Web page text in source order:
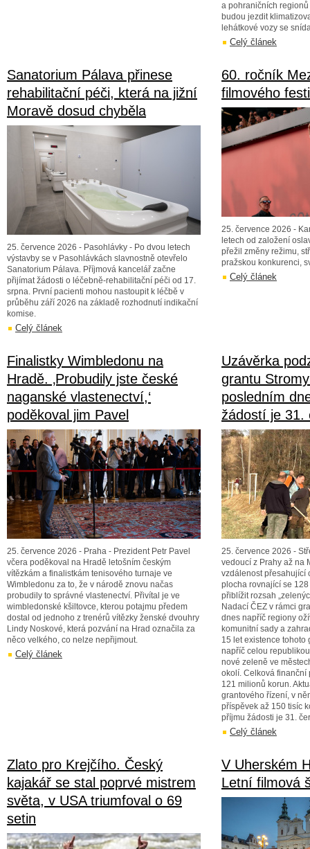
a pohraničních
budou jezdit
lehátkové vozy se
Celý článek
Sanatorium Pálava přinese
rehabilitační péči, která na jižní
Moravě dosud chyběla
25. července 2026 - Pasohlávky - Po dvou letech
výstavby se v Pasohlávkách slavnostně otevřelo
Sanatorium Pálava. Příjmová kancelář začne
přijímat žádosti o léčebně-rehabilitační péči od 17.
srpna. První pacienti mohou nastoupit k léčbě v
průběhu září 2026 na základě rozhodnutí indikační
komise.
Celý článek
60. ročník
filmového
25. července 2026 -
letech od založení
přežil změny režimu,
pražskou konkurenci,
Celý článek
Finalistky Wimbledonu na
Hradě. ‚Probudily jste české
naganské vlastenectví,‘
poděkoval jim Pavel
25. července 2026 - Praha - Prezident Petr Pavel
včera poděkoval na Hradě letošním českým
vítězkám a finalistkám tenisového turnaje ve
Wimbledonu za to, že v národě znovu načas
probudily to správné vlastenectví. Přivítal je ve
wimbledonské kšiltovce, kterou potajmu předem
dostal od jednoho z trenérů vítězky ženské dvouhry
Lindy Noskové, která pozvání na Hrad označila za
něco velkého, co nelze nepřijmout.
Celý článek
Uzávěrka
grantu
posledním
žádostí je 31.
25. července 2026 -
vedoucí z Prahy až na
vzdálenost přesahující
plocha rovnající se
přiblížit rozsah
Nadací ČEZ v rámci
dnes napříč regiony
komunitní sady a
15 let existence
napříč celou
nové zeleně ve
okolí. Celková finanční
121 milionů korun.
grantového řízení, v
příspěvek až 150 tisíc
příjmu žádosti je 31.
Celý článek
Zlato pro Krejčího. Český
kajakář se stal poprvé mistrem
světa, v USA triumfoval o 69
setin
V Uherském
Letní filmová